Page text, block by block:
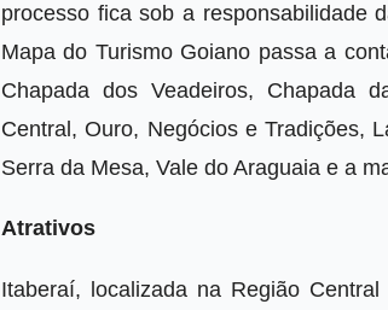
processo fica sob a responsabilidade
Mapa do Turismo Goiano passa a
Chapada dos Veadeiros, Chapada
Central, Ouro, Negócios e Tradições,
Serra da Mesa, Vale do Araguaia e a
Atrativos
Itaberaí, localizada na Região